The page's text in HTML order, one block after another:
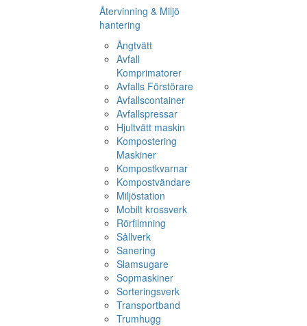
Återvinning & Miljö
hantering
Ångtvätt
Avfall
Komprimatorer
Avfalls Förstörare
Avfallscontainer
Avfallspressar
Hjultvätt maskin
Kompostering
Maskiner
Kompostkvarnar
Kompostvändare
Miljöstation
Mobilt krossverk
Rörfilmning
Sållverk
Sanering
Slamsugare
Sopmaskiner
Sorteringsverk
Transportband
Trumhugg